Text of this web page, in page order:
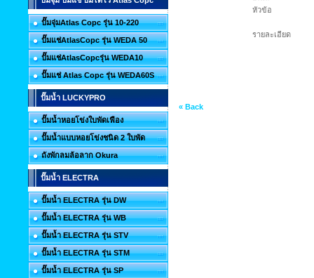
ปั๊มจุ่มAtlas Copc รุ่น 10-220
ปั๊มแช่AtlasCopc รุ่น WEDA 50
ปั๊มแช่AtlasCopcรุ่น WEDA10
ปั๊มแช่ Atlas Copc รุ่น WEDA60S
ปั๊มน้ำ LUCKYPRO
ปั๊มน้ำหอยโข่งใบพัดเฟือง
ปั๊มน้ำแบบหอยโข่งชนิด 2 ใบพัด
ถังพักลมล้อลาก Okura
ปั๊มน้ำ ELECTRA
ปั๊มน้ำ ELECTRA รุ่น DW
ปั๊มน้ำ ELECTRA รุ่น WB
ปั๊มน้ำ ELECTRA รุ่น STV
ปั๊มน้ำ ELECTRA รุ่น STM
ปั๊มน้ำ ELECTRA รุ่น SP
หัวข้อ
รายละเอียด
« Back